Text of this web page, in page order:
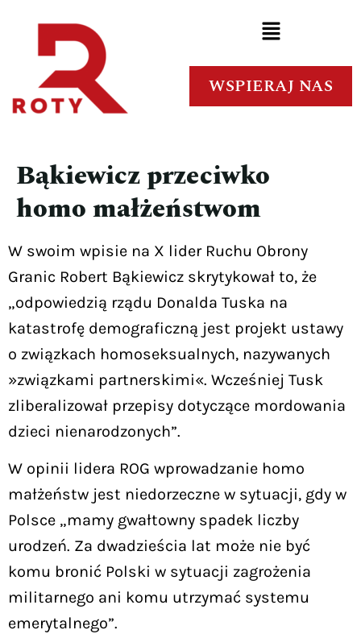
WSPIERAJ NAS
Bąkiewicz przeciwko
homo małżeństwom
W swoim wpisie na X lider Ruchu Obrony
Granic Robert Bąkiewicz skrytykował to, że
„odpowiedzią rządu Donalda Tuska na
katastrofę demograficzną jest projekt ustawy
o związkach homoseksualnych, nazywanych
»związkami partnerskimi«. Wcześniej Tusk
zliberalizował przepisy dotyczące mordowania
dzieci nienarodzonych”.
W opinii lidera ROG wprowadzanie homo
małżeństw jest niedorzeczne w sytuacji, gdy w
Polsce „mamy gwałtowny spadek liczby
urodzeń. Za dwadzieścia lat może nie być
komu bronić Polski w sytuacji zagrożenia
militarnego ani komu utrzymać systemu
emerytalnego”.